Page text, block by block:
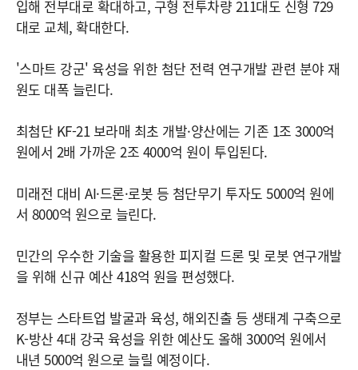
입해 전부대로 확대하고, 구형 전투차량 211대도 신형 729
대로 교체, 확대한다.
'스마트 강군' 육성을 위한 첨단 전력 연구개발 관련 분야 재
원도 대폭 늘린다.
최첨단 KF-21 보라매 최초 개발·양산에는 기존 1조 3000억
원에서 2배 가까운 2조 4000억 원이 투입된다.
미래전 대비 AI·드론·로봇 등 첨단무기 투자도 5000억 원에
서 8000억 원으로 늘린다.
민간의 우수한 기술을 활용한 피지컬 드론 및 로봇 연구개발
을 위해 신규 예산 418억 원을 편성했다.
정부는 스타트업 발굴과 육성, 해외진출 등 생태계 구축으로
K-방산 4대 강국 육성을 위한 예산도 올해 3000억 원에서
내년 5000억 원으로 늘릴 예정이다.